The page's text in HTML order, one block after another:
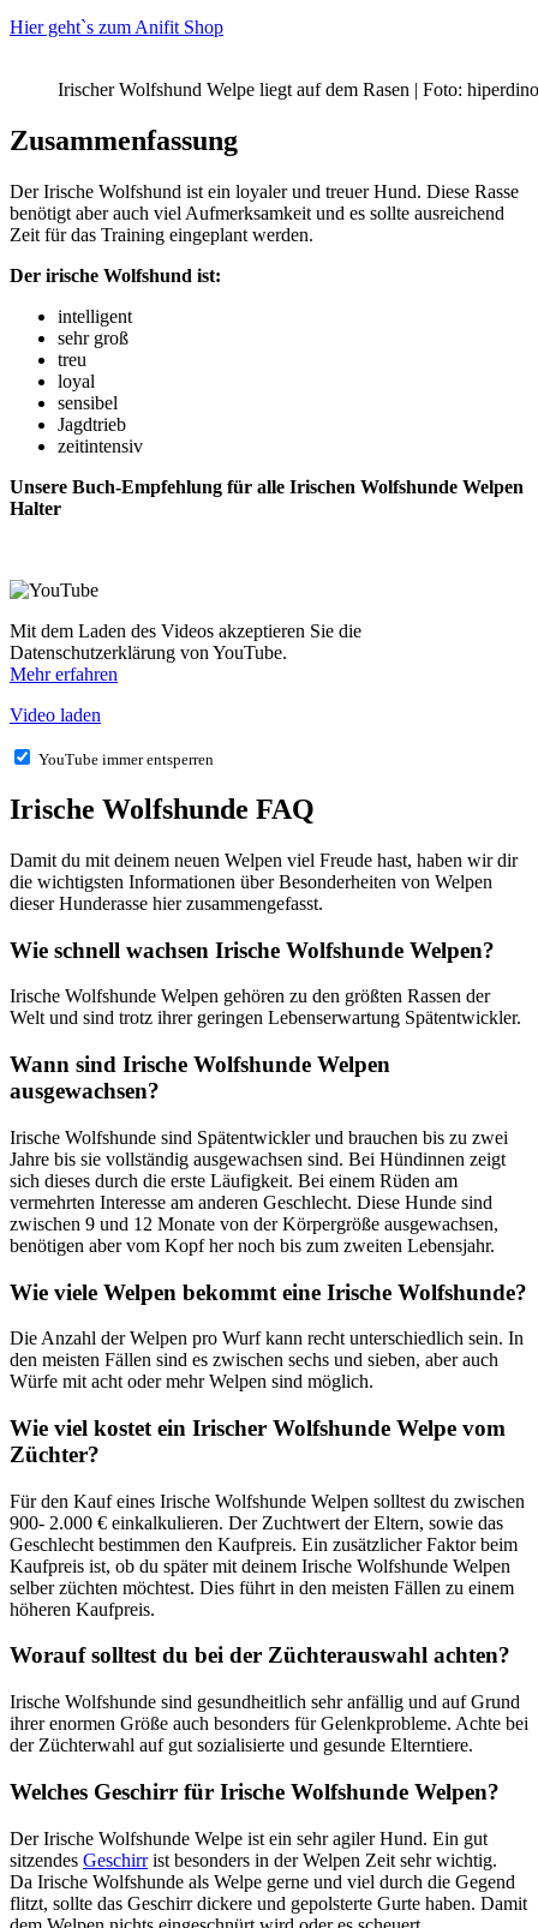
Hier geht`s zum Anifit Shop
Irischer Wolfshund Welpe liegt auf dem Rasen | Foto:
Zusammenfassung
Der Irische Wolfshund ist ein loyaler und treuer Hund. Diese Rasse
benötigt aber auch viel Aufmerksamkeit und es sollte ausreichend
Zeit für das Training eingeplant werden.
Der irische Wolfshund ist:
intelligent
sehr groß
treu
loyal
sensibel
Jagdtrieb
zeitintensiv
Unsere Buch-Empfehlung für alle Irischen Wolfshunde Welpen
Halter
Mit dem Laden des Videos akzeptieren Sie die
Datenschutzerklärung von YouTube.
Mehr erfahren
Video laden
YouTube immer entsperren
Irische Wolfshunde FAQ
Damit du mit deinem neuen Welpen viel Freude hast, haben wir dir
die wichtigsten Informationen über Besonderheiten von Welpen
dieser Hunderasse hier zusammengefasst.
Wie schnell wachsen Irische Wolfshunde Welpen?
Irische Wolfshunde Welpen gehören zu den größten Rassen der
Welt und sind trotz ihrer geringen Lebenserwartung Spätentwickler.
Wann sind Irische Wolfshunde Welpen
ausgewachsen?
Irische Wolfshunde sind Spätentwickler und brauchen bis zu zwei
Jahre bis sie vollständig ausgewachsen sind. Bei Hündinnen zeigt
sich dieses durch die erste Läufigkeit. Bei einem Rüden am
vermehrten Interesse am anderen Geschlecht. Diese Hunde sind
zwischen 9 und 12 Monate von der Körpergröße ausgewachsen,
benötigen aber vom Kopf her noch bis zum zweiten Lebensjahr.
Wie viele Welpen bekommt eine Irische Wolfshunde?
Die Anzahl der Welpen pro Wurf kann recht unterschiedlich sein. In
den meisten Fällen sind es zwischen sechs und sieben, aber auch
Würfe mit acht oder mehr Welpen sind möglich.
Wie viel kostet ein Irischer Wolfshunde Welpe vom
Züchter?
Für den Kauf eines Irische Wolfshunde Welpen solltest du zwischen
900- 2.000 € einkalkulieren. Der Zuchtwert der Eltern, sowie das
Geschlecht bestimmen den Kaufpreis. Ein zusätzlicher Faktor beim
Kaufpreis ist, ob du später mit deinem Irische Wolfshunde Welpen
selber züchten möchtest. Dies führt in den meisten Fällen zu einem
höheren Kaufpreis.
Worauf solltest du bei der Züchterauswahl achten?
Irische Wolfshunde sind gesundheitlich sehr anfällig und auf Grund
ihrer enormen Größe auch besonders für Gelenkprobleme. Achte bei
der Züchterwahl auf gut sozialisierte und gesunde Elterntiere.
Welches Geschirr für Irische Wolfshunde Welpen?
Der Irische Wolfshunde Welpe ist ein sehr agiler Hund. Ein gut
sitzendes Geschirrist besonders in der Welpen Zeit sehr wichtig.
Da Irische Wolfshunde als Welpe gerne und viel durch die Gegend
flitzt, sollte das Geschirr dickere und gepolsterte Gurte haben. Damit